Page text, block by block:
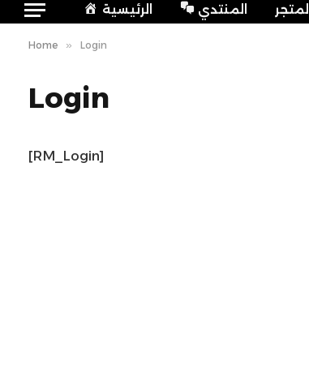
الرئيسية المنتدي المتجر
Home » Login
Login
[RM_Login]